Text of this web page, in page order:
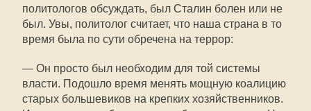
политологов обсуждать, был Сталин болен или не
был. Увы, политолог считает, что наша страна в то
время была по сути обречена на террор:
— Он просто был необходим для той системы
власти. Подошло время менять мощную коалицию
старых большевиков на крепких хозяйственников.